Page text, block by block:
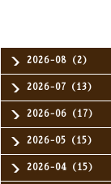
2026-08（2）
2026-07（13）
2026-06（17）
2026-05（15）
2026-04（15）